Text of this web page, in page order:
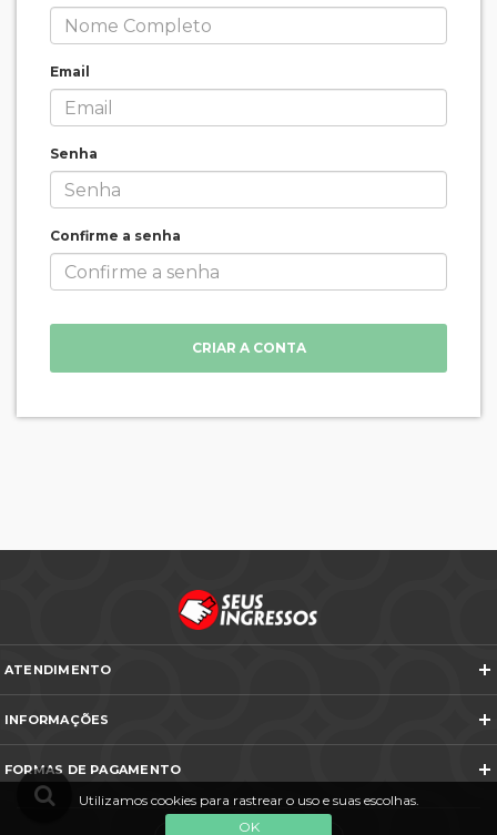
Utilizamos cookies para rastrear o uso e suas escolhas.
OK
Email
Senha
Confirme a senha
CRIAR A CONTA
ATENDIMENTO
INFORMAÇÕES
Termos e Condições
Política de Cancelamento
FAQ
Entre em Contato
FORMAS DE PAGAMENTO